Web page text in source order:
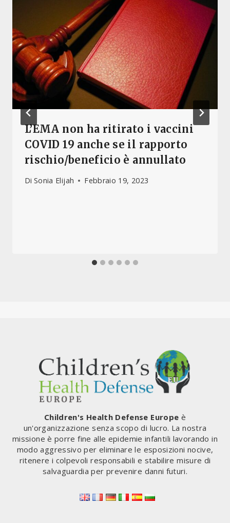
L’EMA non ha ritirato i vaccini
COVID 19 anche se il rapporto
rischio/beneficio è annullato
Di Sonia Elijah Febbraio 19, 2023
Children's Health Defense Europe è
un'organizzazione senza scopo di lucro. La nostra
missione è porre fine alle epidemie infantili lavorando in
modo aggressivo per eliminare le esposizioni nocive,
ritenere i colpevoli responsabili e stabilire misure di
salvaguardia per prevenire danni futuri.